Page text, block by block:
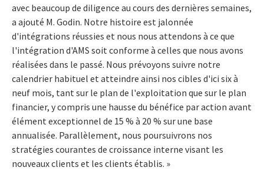
avec beaucoup de diligence au cours des dernières semaines,
a ajouté M. Godin. Notre histoire est jalonnée
d'intégrations réussies et nous nous attendons à ce que
l'intégration d'AMS soit conforme à celles que nous avons
réalisées dans le passé. Nous prévoyons suivre notre
calendrier habituel et atteindre ainsi nos cibles d'ici six à
neuf mois, tant sur le plan de l'exploitation que sur le plan
financier, y compris une hausse du bénéfice par action avant
élément exceptionnel de 15 % à 20 % sur une base
annualisée. Parallèlement, nous poursuivrons nos
stratégies courantes de croissance interne visant les
nouveaux clients et les clients établis. »